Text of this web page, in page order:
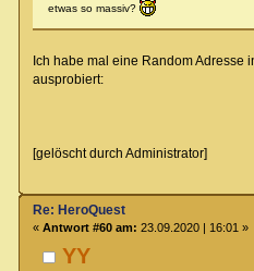
etwas so massiv?
Ich habe mal eine Random Adresse
ausprobiert:
[gelöscht durch Administrator]
YY
Re: HeroQuest
« Antwort #60 am: 23.09.2020 | 16:01 »